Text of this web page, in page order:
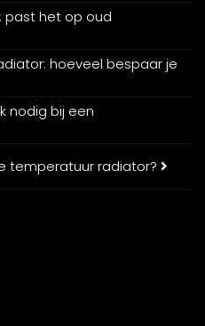
past het op oud
hoeveel bespaar je
nodig bij een
temperatuur radiator?